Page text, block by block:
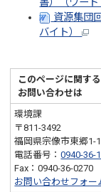
書）（ワー
資源集団
バイト）
このページに関する
お問い合わせは
環境課
〒811-3492
福岡県宗像市東郷1-
電話番号：0940-36-
Fax：0940-36-0270
お問い合わせフォ